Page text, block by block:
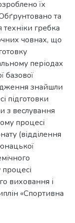
їх
та
гребка
човнах, що
періодах
базової
знайшли
підготовки
з веслування
процесі
(відділення
виховання і
«Спортивна